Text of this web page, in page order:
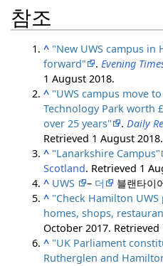
참조
^ "New UWS campus in
forward"
.Evening
1 August 2018.
^ "UWS campus move
Technology Park worth
over 25 years"
.Daily
Retrieved 1 August 2018.
^ "Lanarkshire Campus"
Scotland. Retrieved 1
^ UWS – 더
블랜타이
^ "Check Hamilton
homes, shops,
October 2017. Retrieved
^ "UK Parliament
Rutherglen and